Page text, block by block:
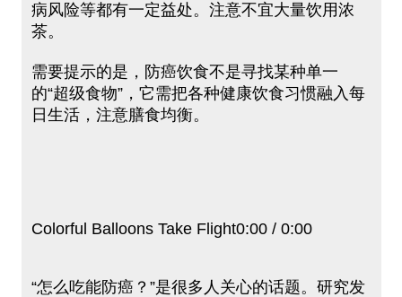
病风险等都有一定益处。注意不宜大量饮用浓
茶。
需要提示的是，防癌饮食不是寻找某种单一
的“超级食物”，它需把各种健康饮食习惯融入每
日生活，注意膳食均衡。
Colorful Balloons Take Flight0:00 / 0:00
“怎么吃能防癌？”是很多人关心的话题。研究发